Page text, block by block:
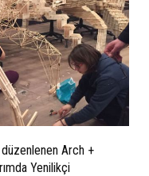
Arch +
Yenilikçi